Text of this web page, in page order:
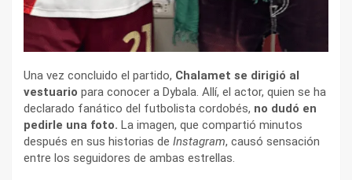
Una vez concluido el partido, Chalamet se dirigió al
vestuario para conocer a Dybala. Allí, el actor, quien se ha
declarado fanático del futbolista cordobés, no dudó en
pedirle una foto. La imagen, que compartió minutos
después en sus historias de Instagram, causó sensación
entre los seguidores de ambas estrellas.